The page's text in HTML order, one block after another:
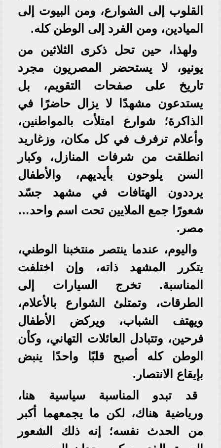
القلوب إلى الشوارع، ومن البيوت إلى
الميادين، ومن الفرد إلى الوطن كله.
ولهذا، حين تحل ذكرى الثلاثين من
يونيو، لا يستحضر المصريون مجرد
تاريخ على صفحات التقويم، بل
يستدعون مشهدًا لا يزال حاضرًا في
الذاكرة؛ شوارع امتلأت بالمواطنين،
وأعلام ترفرف في كل مكان، وزغاريد
انطلقت من شرفات المنازل، وكبار
السن يلوحون بأيديهم، والأطفال
يرددون الهتافات في مشهد جسّد
شعورًا جمع الملايين تحت اسم واحد…
مصر.
واليوم، عندما ينتصر منتخبنا الوطني،
يتكرر المشهد ذاته، وإن اختلفت
المناسبة. تخرج السيارات إلى
الطرقات، وتمتلئ الشوارع بالأعلام،
ويهتف الشباب، ويركض الأطفال
فرحين، وتتبادل العائلات التهاني، وكأن
الوطن كله أصبح قلبًا واحدًا ينبض
بإيقاع الانتصار.
قد تبدو المناسبة سياسية هنا،
ورياضية هناك، لكن ما يجمعهما أكبر
من الحدث نفسه؛ إنه ذلك الشعور